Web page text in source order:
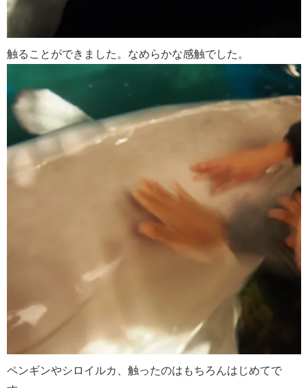
触ることができました。なめらかな感触でした。
ペンギンやシロイルカ、触ったのはもちろんはじめてで